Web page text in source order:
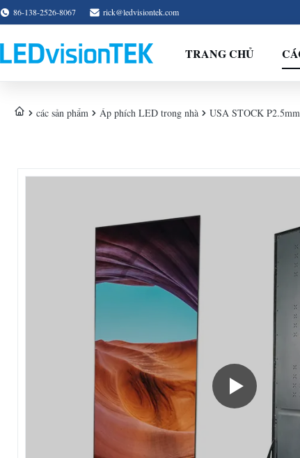
86-138-2526-8067 rick@ledvisiontek.com
TRANG CHỦ
các sản phẩm Áp phích LED trong nhà USA STOCK